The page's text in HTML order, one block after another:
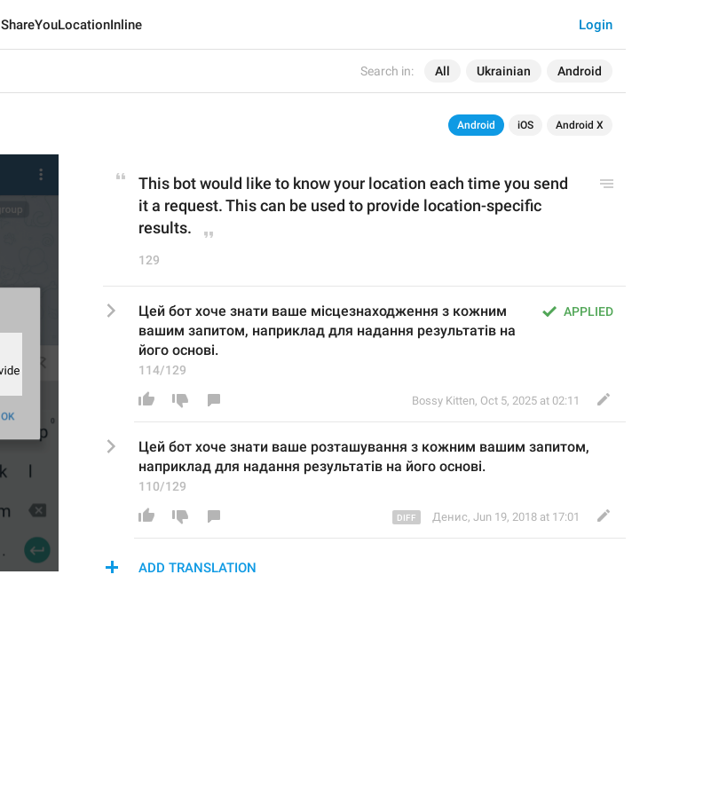
Search in: All Ukrainian Android
Login
ShareYouLocationInline
Android iOS Android X
This bot would like to know your location each time you send
it a request. This can be used to provide location-specific
results.
129
APPLIED
Цей бот хоче знати ваше місцезнаходження з кожним
вашим запитом, наприклад для надання результатів на
його основі.
114/129
Bossy Kitten, Oct 5, 2025 at 02:11
Цей бот хоче знати ваше розташування з кожним вашим запитом,
наприклад для надання результатів на його основі.
110/129
Денис, Jun 19, 2018 at 17:01
ADD TRANSLATION